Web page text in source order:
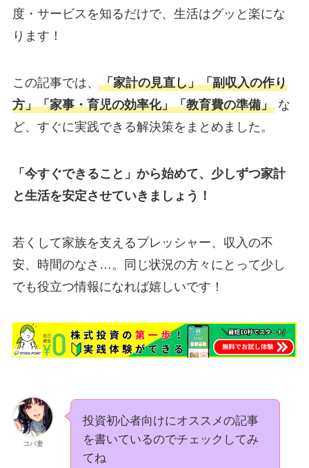
度・サービスを知るだけで、生活はグッと楽にな
ります！
この記事では、 「家計の見直し」「副収入の作り
方」「家事・育児の効率化」「教育費の準備」な
ど、すぐに実践できる解決策をまとめました。
「今すぐできること」から始めて、少しずつ家計
と生活を安定させていきましょう！
若くして家族を支えるプレッシャー、収入の不
安、時間のなさ…。同じ状況の方々にとって少し
でも役立つ情報になれば嬉しいです！
コバ妻
投資初心者向けにオススメの記事
を書いているのでチェックしてみ
てね